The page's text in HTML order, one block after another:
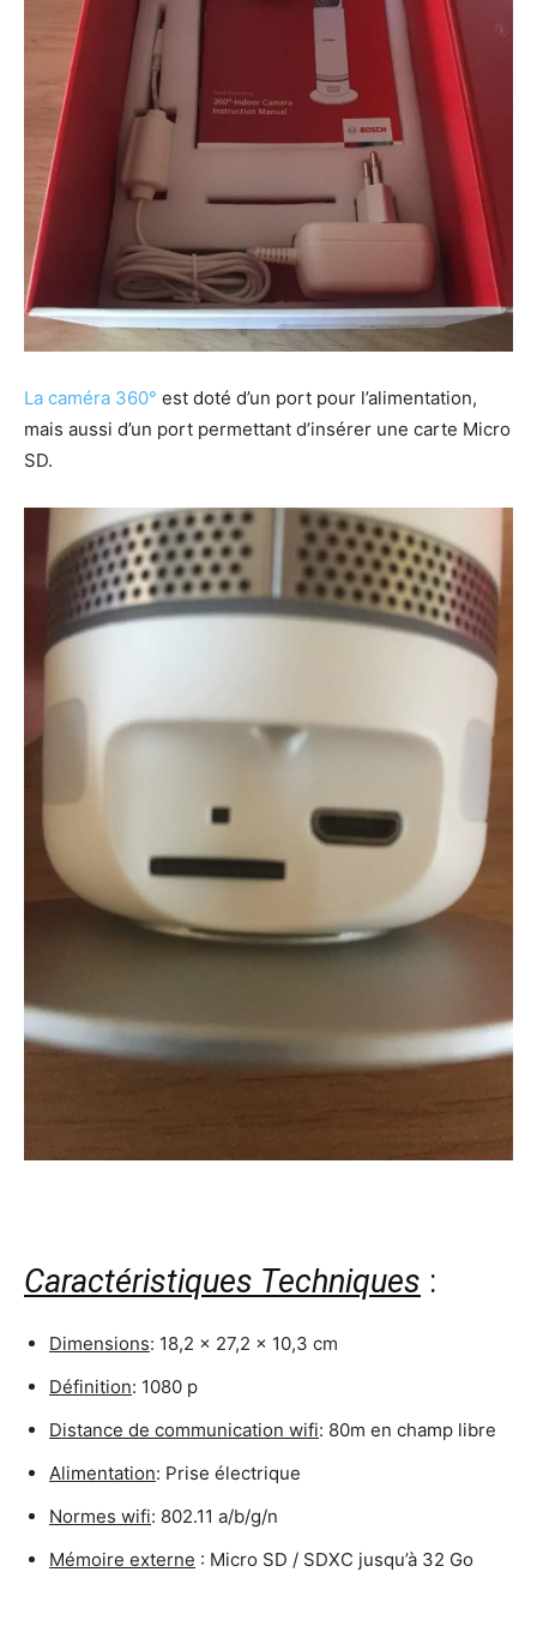
La caméra 360° est doté d’un port pour l’alimentation,
mais aussi d’un port permettant d’insérer une carte Micro
SD.
Caractéristiques Techniques :
Dimensions: 18,2 x 27,2 x 10,3 cm
Définition: 1080 p
Distance de communication wifi: 80m en champ libre
Alimentation: Prise électrique
Normes wifi: 802.11 a/b/g/n
Mémoire externe : Micro SD / SDXC jusqu’à 32 Go